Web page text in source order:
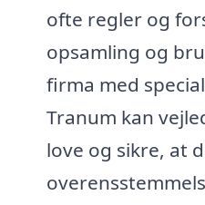
ofte regler og
opsamling og
firma med
Tranum kan
love og sikre, at